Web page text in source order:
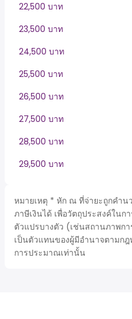
22,500 บาท
23,500 บาท
24,500 บาท
25,500 บาท
26,500 บาท
27,500 บาท
28,500 บาท
29,500 บาท
หมายเหตุ * หัก ณ ที่จ่ายะถูกคำ
ภาษีเงินได้ เพื่อวัตถุประสงค์ในก
ตัวแปรบางตัว (เช่นสถานภาพก
เป็นตัวแทนของผู้มีอำนาจตามก
การประมาณเท่านั้น